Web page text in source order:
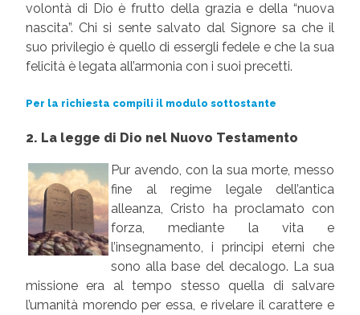
volontà di Dio è frutto della grazia e della “nuova
nascita”. Chi si sente salvato dal Signore sa che il
suo privilegio è quello di essergli fedele e che la sua
felicità è legata all’armonia con i suoi precetti.
Per la richiesta compili il modulo sottostante
2. La legge di Dio nel Nuovo Testamento
Pur avendo, con la sua morte, messo
fine al regime legale dell’antica
alleanza, Cristo ha proclamato con
forza, mediante la vita e
l’insegnamento, i principi eterni che
sono alla base del decalogo. La sua
missione era al tempo stesso quella di salvare
l’umanità morendo per essa, e rivelare il carattere e